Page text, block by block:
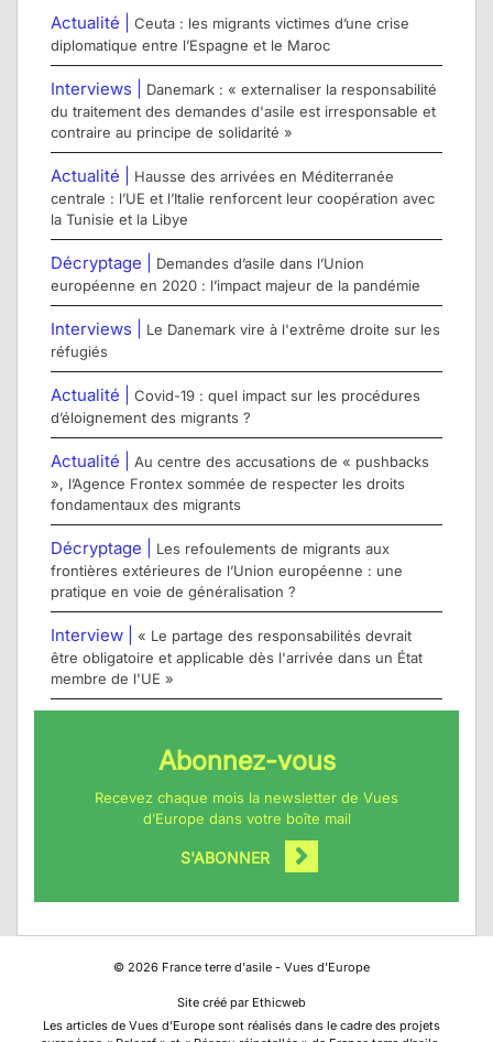
Actualité | Ceuta : les migrants victimes d’une crise
diplomatique entre l’Espagne et le Maroc
Interviews |
Danemark : « externaliser la responsabilité
du traitement des demandes d'asile est irresponsable et
contraire au principe de solidarité »
Actualité |
Hausse des arrivées en Méditerranée
centrale : l’UE et l’Italie renforcent leur coopération avec
la Tunisie et la Libye
Décryptage |
Demandes d’asile dans l’Union
européenne en 2020 : l’impact majeur de la pandémie
Interviews |
Le Danemark vire à l'extrême droite sur les
réfugiés
Actualité | Covid-19 : quel impact sur les procédures
d’éloignement des migrants ?
Actualité | Au centre des accusations de « pushbacks
», l’Agence Frontex sommée de respecter les droits
fondamentaux des migrants
Décryptage |
Les refoulements de migrants aux
frontières extérieures de l’Union européenne : une
pratique en voie de généralisation ?
Interview |
« Le partage des responsabilités devrait
être obligatoire et applicable dès l'arrivée dans un État
membre de l'UE »
Abonnez-vous
Recevez chaque mois la newsletter de Vues
d’Europe dans votre boîte mail
S'ABONNER
© 2026France terre d'asile - Vues d'Europe
Site créé par Ethicweb
Les articles de Vues d’Europe sont réalisés dans le cadre des projets